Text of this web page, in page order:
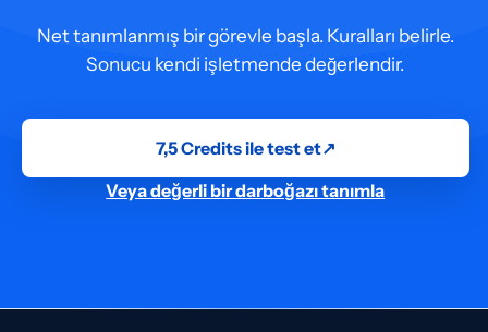
Net tanımlanmış bir görevle başla. Kuralları belirle.
Sonucu kendi işletmende değerlendir.
7,5 Credits ile test et↗
Veya değerli bir darboğazı tanımla